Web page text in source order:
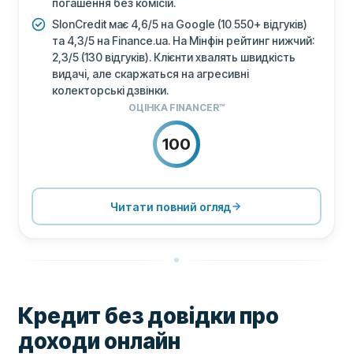
погашення без комісій.
SlonCredit має 4,6/5 на Google (10 550+ відгуків)
та 4,3/5 на Finance.ua. На Мінфін рейтинг нижчий:
2,3/5 (130 відгуків). Клієнти хвалять швидкість
видачі, але скаржаться на агресивні
колекторські дзвінки.
ОЦІНКА FINANCER™
100
УМОВИ 100
Читати повний огляд
Кредит без довідки про
доходи онлайн